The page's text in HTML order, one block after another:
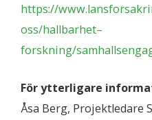
https://
oss/hallbarhet–
forskning/
För ytterligare
Åsa Berg, Projektledare